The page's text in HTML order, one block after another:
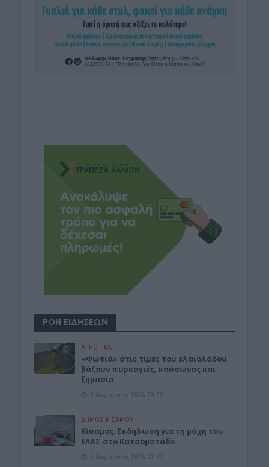
ΡΟΗ ΕΙΔΗΣΕΩΝ
ΑΓΡΟΤΙΚΑ
«Φωτιά» στις τιμές του ελαιολάδου
βάζουν πυρκαγιές, καύσωνας και
ξηρασία
5 Αυγούστου 2026 23:03
ΔΉΜΟΣ ΚΙΣΆΜΟΥ
Κίσαμος: Εκδήλωση για τη μάχη του
ΕΛΑΣ στο Κατσοματάδο
5 Αυγούστου 2026 22:47